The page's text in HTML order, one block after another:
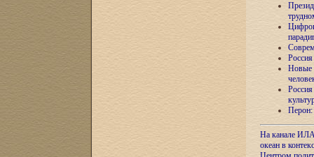
Новые
Перон:
На канале
океан в